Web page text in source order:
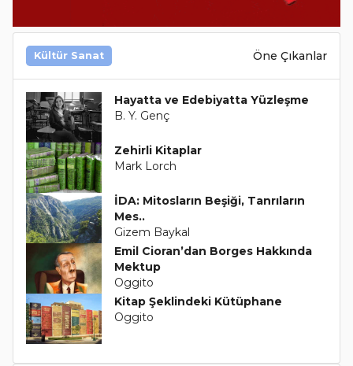
Kültür Sanat Öne Çıkanlar
Hayatta ve Edebiyatta Yüzleşme
B. Y. Genç
Zehirli Kitaplar
Mark Lorch
İDA: Mitosların Beşiği, Tanrıların
Mes..
Gizem Baykal
Emil Cioran’dan Borges Hakkında
Mektup
Oggito
Kitap Şeklindeki Kütüphane
Oggito